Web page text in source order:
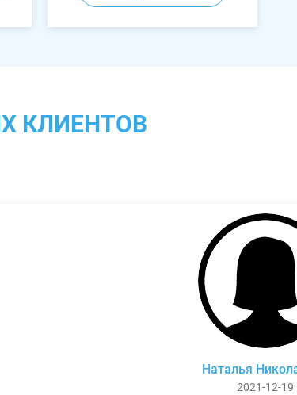
КЛИЕНТОВ
Наталья
2021-12-19